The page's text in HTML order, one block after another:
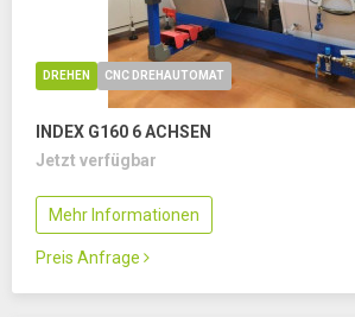
DREHEN CNC DREHAUTOMAT
INDEX G160 6 ACHSEN
Jetzt verfügbar
Mehr Informationen
Preis Anfrage